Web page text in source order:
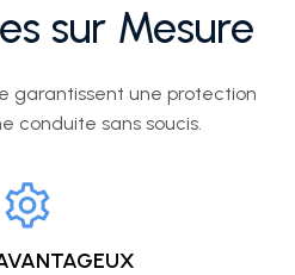
sur Mesure
garantissent une protection
conduite sans soucis.